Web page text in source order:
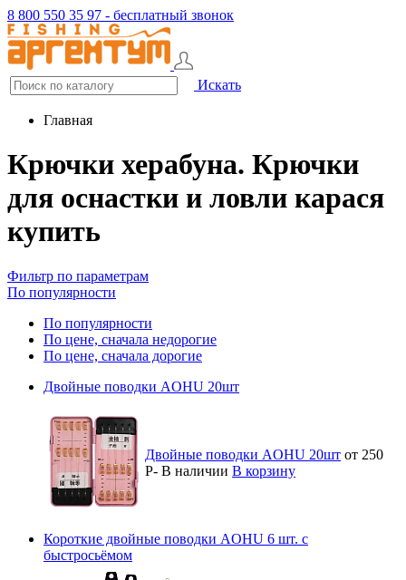
8 800 550 35 97 - бесплатный звонок
Искать
Главная
Крючки херабуна. Крючки
для оснастки и ловли карася
купить
Фильтр по параметрам
По популярности
По популярности
По цене, сначала недорогие
По цене, сначала дорогие
Двойные поводки AOHU 20шт
Двойные поводки AOHU 20шт от 250
Р- В наличии В корзину
Короткие двойные поводки AOHU 6 шт. с
быстросьёмом